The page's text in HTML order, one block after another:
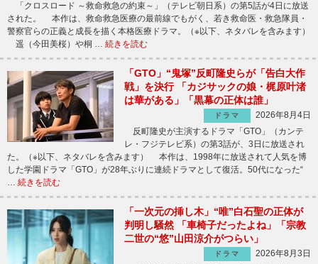
「クロスロード ～救命救急の約束～」（テレビ朝日系）の第5話が4日に放送
された。 本作は、救命救急医療の最前線でもがく、若き救命医・救急隊員・
警察官らの正義と成長を描く本格医療ドラマ。（※以下、ネタバレを含みます）
遥（今田美桜）や桐 … 続きを読む
「GTO」“鬼塚”反町隆史らが「告白大作
戦」を決行 「カジサックの娘・梶原叶渚
は華がある」「黒幕の正体は誰」
ドラマ
2026年8月4日
反町隆史が主演するドラマ「GTO」（カンテ
レ・フジテレビ系）の第3話が、3日に放送され
た。（※以下、ネタバレを含みます） 本作は、1998年に放送されて人気を博
した学園ドラマ「GTO」が28年ぶりに連続ドラマとして復活。50代になった“
… 続きを読む
「一次元の挿し木」“唯”白石聖の正体が
判明し騒然 「車椅子だったよね」「宗教
二世の“悠”山田涼介がつらい」
ドラマ
2026年8月3日